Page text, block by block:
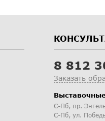
8 812
Заказать
С-Пб, пр.
С-Пб, ул.